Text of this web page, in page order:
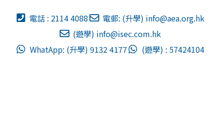
電話 : 2114 4088 電郵: (升學) info@aea.org.hk
(遊學) info@isec.com.hk
WhatApp: (升學) 9132 4177
(遊學) : 57424104